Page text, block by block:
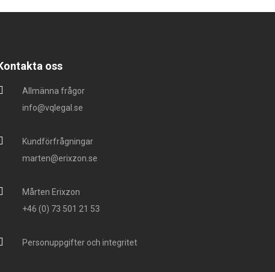
oss
Allmänna frågor
info@vqlegal.se
Kundförfrågningar
marten@erixzon.se
Mårten Erixzon
+46 (0) 73 501 21 53
Personuppgifter och integritet